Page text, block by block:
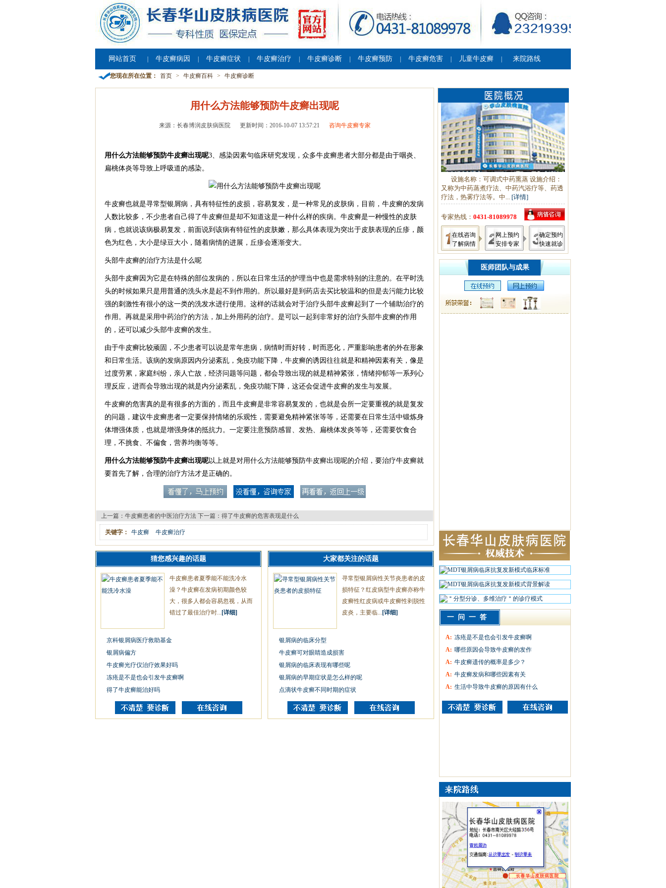
网站首页 牛皮癣病因 牛皮癣症状 牛皮癣治疗 牛皮癣诊断 牛皮癣预防 牛皮癣危害 儿童牛皮癣 来院路线
您现在所在位置： 首页 > 牛皮癣百科 > 牛皮癣诊断
用什么方法能够预防牛皮癣出现呢
来源：长春博润皮肤病医院 更新时间：2016-10-07 13:57:21 咨询牛皮癣专家
用什么方法能够预防牛皮癣出现呢3、感染因素句临床研究发现，众多牛皮癣患者大部分都是由于咽炎、
扁桃体炎等导致上呼吸道的感染。
牛皮癣也就是寻常型银屑病，具有特征性的皮损，容易复发，是一种常见的皮肤病，目前，牛皮癣的发病
人数比较多，不少患者自己得了牛皮癣但是却不知道这是一种什么样的疾病。牛皮癣是一种慢性的皮肤
病，也就说该病极易复发，前面说到该病有特征性的皮肤嫩，那么具体表现为突出于皮肤表现的丘疹，颜
色为红色，大小是绿豆大小，随着病情的进展，丘疹会逐渐变大。
头部牛皮癣的治疗方法是什么呢
头部牛皮癣因为它是在特殊的部位发病的，所以在日常生活的护理当中也是需求特别的注意的。在平时洗
头的时候如果只是用普通的洗头水是起不到作用的。所以最好是到药店去买比较温和的但是去污能力比较
强的刺激性有很小的这一类的洗发水进行使用。这样的话就会对于治疗头部牛皮癣起到了一个辅助治疗的
作用。再就是采用中药治疗的方法，加上外用药的治疗。是可以一起到非常好的治疗头部牛皮癣的作用
的，还可以减少头部牛皮癣的发生。
由于牛皮癣比较顽固，不少患者可以说是常年患病，病情时而好转，时而恶化，严重影响患者的外在形象
和日常生活。该病的发病原因内分泌紊乱，免疫功能下降，牛皮癣的诱因往往就是和精神因素有关，像是
过度劳累，家庭纠纷，亲人亡故，经济问题等问题，都会导致出现的就是精神紧张，情绪抑郁等一系列心
理反应，进而会导致出现的就是内分泌紊乱，免疫功能下降，这还会促进牛皮癣的发生与发展。
牛皮癣的危害真的是有很多的方面的，而且牛皮癣是非常容易复发的，也就是会所一定要重视的就是复发
的问题，建议牛皮癣患者一定要保持情绪的乐观性，需要避免精神紧张等等，还需要在日常生活中锻炼身
体增强体质，也就是增强身体的抵抗力。一定要注意预防感冒、发热、扁桃体发炎等等，还需要饮食合
理，不挑食、不偏食，营养均衡等等。
用什么方法能够预防牛皮癣出现呢以上就是对用什么方法能够预防牛皮癣出现呢的介绍，要治疗牛皮癣就
要首先了解，合理的治疗方法才是正确的。
上一篇： 牛皮癣患者的中医治疗方法 下一篇： 得了牛皮癣的危害表现是什么
关键字： 牛皮癣 牛皮癣治疗
猜您感兴趣的话题
牛皮癣患者夏季能不能洗冷水
澡？牛皮癣在发病初期颜色较
大，很多人都会容易忽视，从而
错过了最佳治疗时... [详细]
京科银屑病医疗救助基金
银屑病偏方
牛皮癣光疗仪治疗效果好吗
冻疮是不是也会引发牛皮癣啊
得了牛皮癣能治好吗
大家都关注的话题
寻常型银屑病性关节炎患者的皮
损特征？红皮病型牛皮癣亦称牛
皮癣性红皮病或牛皮癣性剥脱性
皮炎，主要临... [详细]
银屑病的临床分型
牛皮癣可对眼睛造成损害
银屑病的临床表现有哪些呢
银屑病的早期症状是怎么样的呢
点滴状牛皮癣不同时期的症状
设施名称：可调式中药熏蒸 设施介绍：
又称为中药蒸煮疗法、中药汽浴疗等、药透
疗法，热雾疗法等。中... [详情]
专家热线： 0431-81089978
在线咨询
了解病情
网上预约
安排专家
确定预约
快速就诊
医师团队与成果
一问一答
A: 冻疮是不是也会引发牛皮癣啊
A: 哪些原因会导致牛皮癣的发作
A: 牛皮癣遗传的概率是多少？
A: 牛皮癣发病和哪些因素有关
A: 生活中导致牛皮癣的原因有什么